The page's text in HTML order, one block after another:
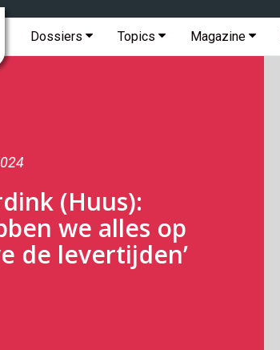
Hoofdmenu
Dossiers Topics Magazine
(Huus):
we alles op
de levertijden’